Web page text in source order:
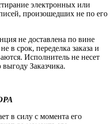
электронных или
произошедших не по его
не доставлена по вине
в срок, переделка заказа и
Исполнитель не несет
Заказчика.
в силу с момента его